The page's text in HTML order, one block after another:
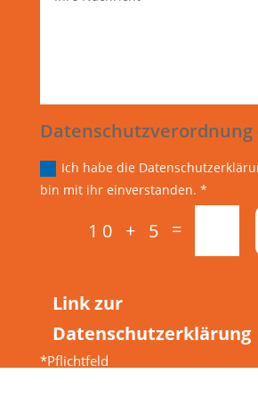
Datenschutzverordnung
Ich habe die
bin mit ihr einverstanden. *
10 + 5 =
Link zur
Datenschutzerklärung
*Pflichtfeld